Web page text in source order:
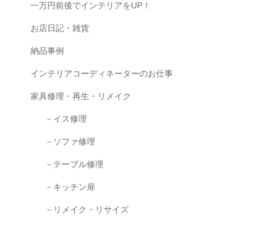
一万円前後でインテリアをUP！
お店日記・雑貨
納品事例
インテリアコーディネーターのお仕事
家具修理・再生・リメイク
－イス修理
－ソファ修理
－テーブル修理
－キッチン扉
－リメイク・リサイズ